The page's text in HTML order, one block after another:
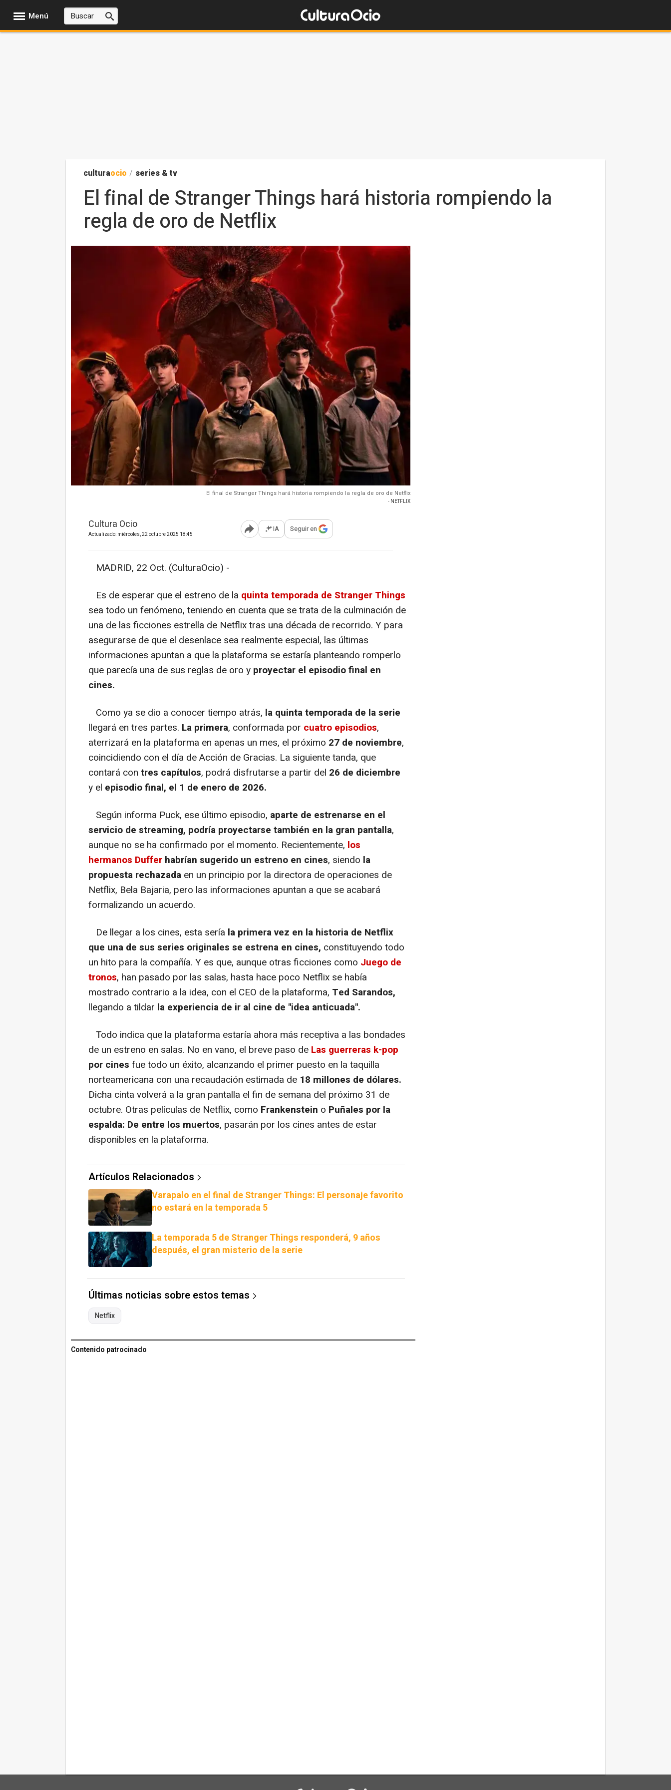
Menú
culturaocio / series & tv
El final de Stranger Things hará historia rompiendo la
regla de oro de Netflix
El final de Stranger Things hará historia rompiendo la regla de oro de Netflix
- NETFLIX
Cultura Ocio
Actualizado: miércoles, 22 octubre 2025 18:45 Abrir opciones para compartir
IA Seguir en
MADRID, 22 Oct. (CulturaOcio) -
Es de esperar que el estreno de la quinta temporada de Stranger Things
sea todo un fenómeno, teniendo en cuenta que se trata de la culminación de
una de las ficciones estrella de Netflix tras una década de recorrido. Y para
asegurarse de que el desenlace sea realmente especial, las últimas
informaciones apuntan a que la plataforma se estaría planteando romperlo
que parecía una de sus reglas de oro y proyectar el episodio final en
cines.
Como ya se dio a conocer tiempo atrás, la quinta temporada de la serie
llegará en tres partes. La primera, conformada por cuatro episodios,
aterrizará en la plataforma en apenas un mes, el próximo 27 de noviembre,
coincidiendo con el día de Acción de Gracias. La siguiente tanda, que
contará con tres capítulos, podrá disfrutarse a partir del 26 de diciembre
y el episodio final, el 1 de enero de 2026.
Según informa Puck, ese último episodio, aparte de estrenarse en el
servicio de streaming, podría proyectarse también en la gran pantalla,
aunque no se ha confirmado por el momento. Recientemente, los
hermanos Duffer habrían sugerido un estreno en cines, siendo la
propuesta rechazada en un principio por la directora de operaciones de
Netflix, Bela Bajaria, pero las informaciones apuntan a que se acabará
formalizando un acuerdo.
De llegar a los cines, esta sería la primera vez en la historia de Netflix
que una de sus series originales se estrena en cines, constituyendo todo
un hito para la compañía. Y es que, aunque otras ficciones como Juego de
tronos, han pasado por las salas, hasta hace poco Netflix se había
mostrado contrario a la idea, con el CEO de la plataforma, Ted Sarandos,
llegando a tildar la experiencia de ir al cine de "idea anticuada".
Todo indica que la plataforma estaría ahora más receptiva a las bondades
de un estreno en salas. No en vano, el breve paso de Las guerreras k-pop
por cines fue todo un éxito, alcanzando el primer puesto en la taquilla
norteamericana con una recaudación estimada de 18 millones de dólares.
Dicha cinta volverá a la gran pantalla el fin de semana del próximo 31 de
octubre. Otras películas de Netflix, como Frankenstein o Puñales por la
espalda: De entre los muertos, pasarán por los cines antes de estar
disponibles en la plataforma.
Artículos Relacionados
Varapalo en el final de Stranger Things: El personaje favorito
no estará en la temporada 5
La temporada 5 de Stranger Things responderá, 9 años
después, el gran misterio de la serie
Últimas noticias sobre estos temas
Netflix
Contenido patrocinado